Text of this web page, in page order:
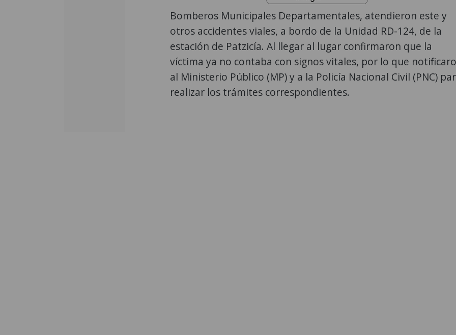
Bomberos Municipales Departamentales, atendieron este y
otros accidentes viales, a bordo de la Unidad RD-124, de la
estación de Patzicía. Al llegar al lugar confirmaron que la
víctima ya no contaba con signos vitales, por lo que
al Ministerio Público (MP) y a la Policía Nacional Civil (PNC)
realizar los trámites correspondientes.